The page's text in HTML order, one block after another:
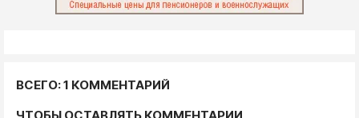
ВСЕГО: 1 КОММЕНТАРИЙ